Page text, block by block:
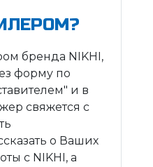
бренда NIKHI,
форму по
и в
свяжется с
о Ваших
с NIKHI, а